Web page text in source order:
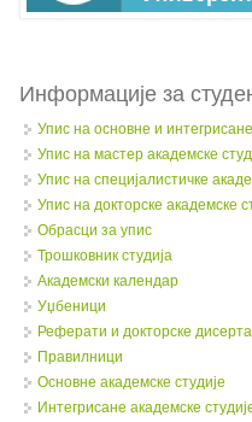
Информације за
Упис на основне и
Упис на мастер академске
Упис на специјалистичке
Упис на докторске академске
Обрасци за упис
Трошковник студија
Академски календар
Уџбеници
Реферати и докторске
Правилници
Oсновне академске студије
Интегрисане академске